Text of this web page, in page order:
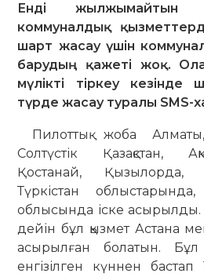
Енді жылжымайтын
коммуналдық
шарт жасау үшін
барудың қажеті жоқ.
мүлікті тіркеу кезінде
түрде жасау туралы SMS-
Пилоттық жоба
Солтүстік Қазақстан,
Қостанай, Қызылорда,
Түркістан
облысында іске асырылды.
дейін бұл қызмет Астана
асырылған болатын. Бұл
енгізілген күннен